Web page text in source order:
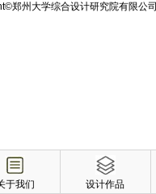
郑州大学综合设计研究院有限公司
于我们 设计作品